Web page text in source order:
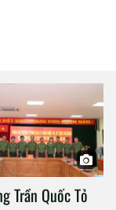
Trần Quốc Tỏ